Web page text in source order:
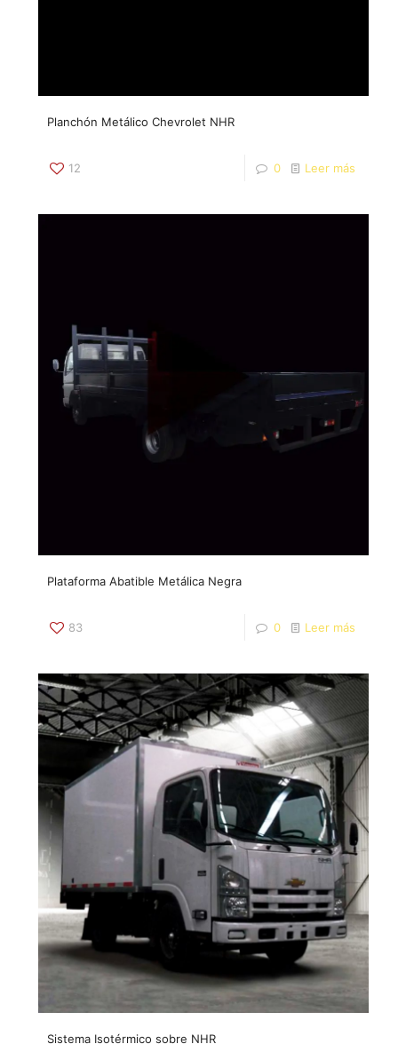
Planchón Metálico Chevrolet NHR
12 0 Leer más
Plataforma Abatible Metálica Negra
83 0 Leer más
Sistema Isotérmico sobre NHR